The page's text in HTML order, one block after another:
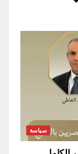
سياسة